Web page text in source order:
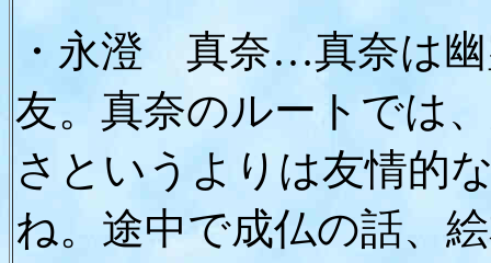
・永澄 真奈…真奈は幽
友。真奈のルートでは
さというよりは友情的
ね。途中で成仏の話、